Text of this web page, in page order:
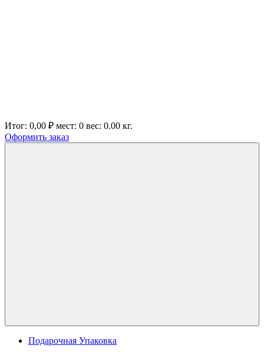
Итог: 0,00 ₽ мест: 0 вес: 0.00 кг.
Оформить заказ
Подарочная Упаковка